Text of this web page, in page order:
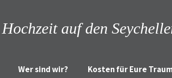
Hochzeit auf den
Wer sind wir? Kosten für Eure